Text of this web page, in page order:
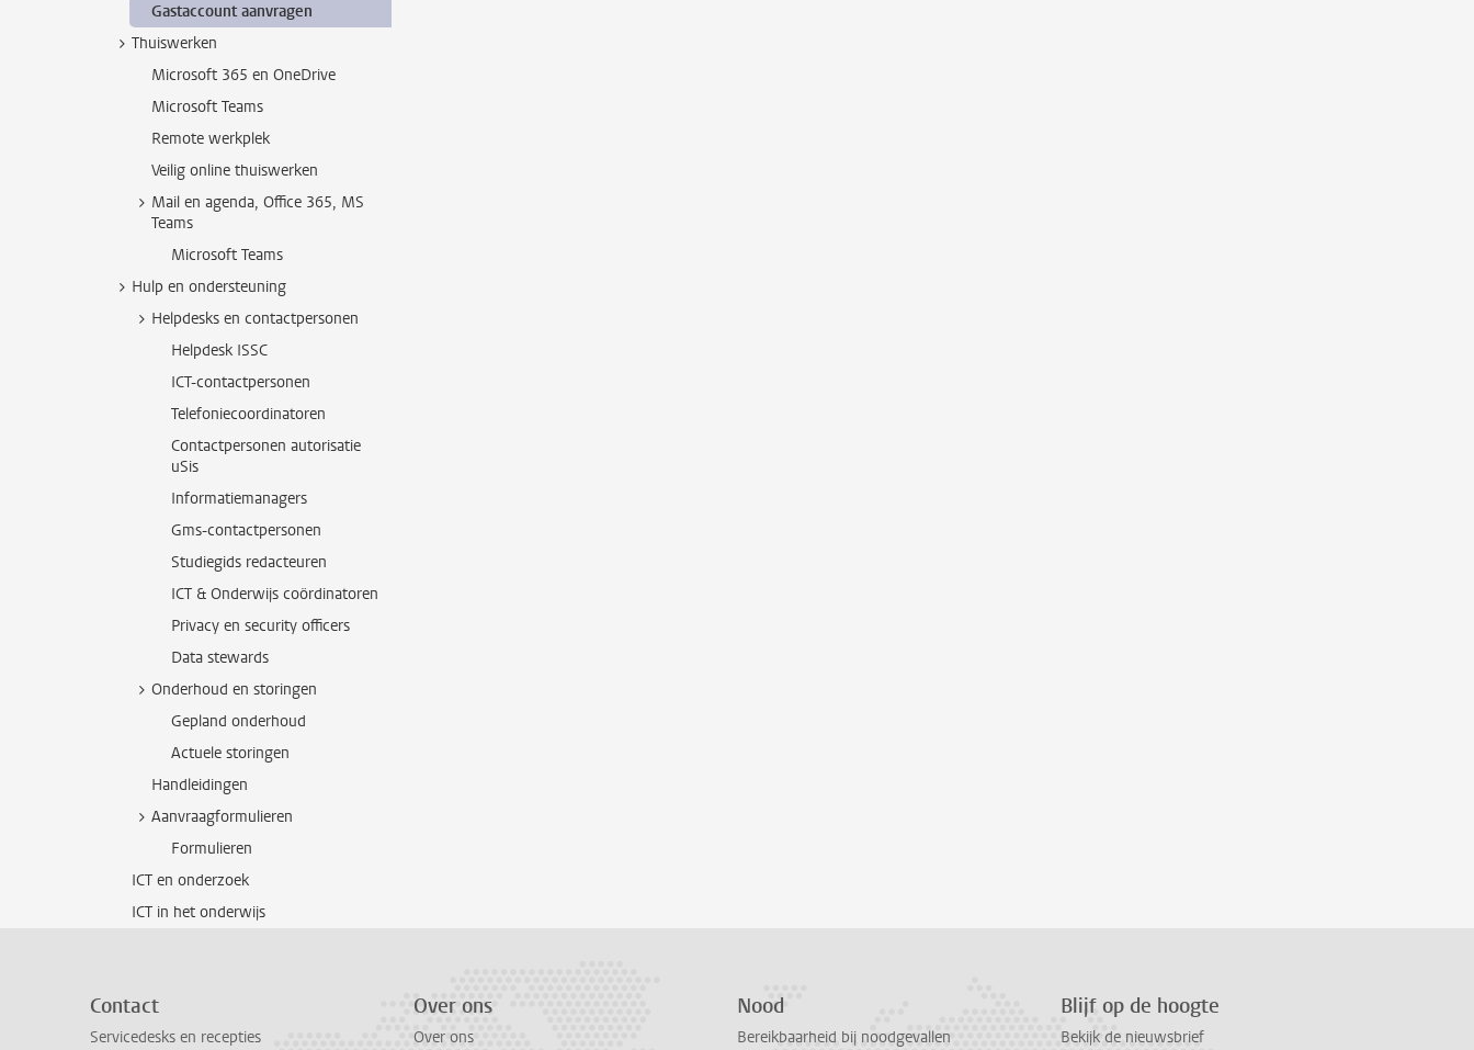
Gastaccount aanvragen
Thuiswerken
Microsoft 365 en OneDrive
Microsoft Teams
Remote werkplek
Veilig online thuiswerken
Mail en agenda, Office 365, MS
Teams
Microsoft Teams
Hulp en ondersteuning
Helpdesks en contactpersonen
Helpdesk ISSC
ICT-contactpersonen
Telefoniecoordinatoren
Contactpersonen autorisatie
uSis
Informatiemanagers
Gms-contactpersonen
Studiegids redacteuren
ICT & Onderwijs coördinatoren
Privacy en security officers
Data stewards
Onderhoud en storingen
Gepland onderhoud
Actuele storingen
Handleidingen
Aanvraagformulieren
Formulieren
ICT en onderzoek
ICT in het onderwijs
Contact
Servicedesks en recepties
Over ons
Over ons
Nood
Bereikbaarheid bij noodgevallen
Blijf op de hoogte
Bekijk de nieuwsbrief